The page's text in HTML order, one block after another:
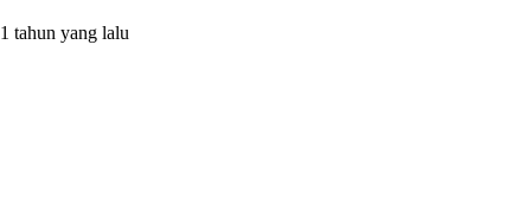
1 tahun yang lalu